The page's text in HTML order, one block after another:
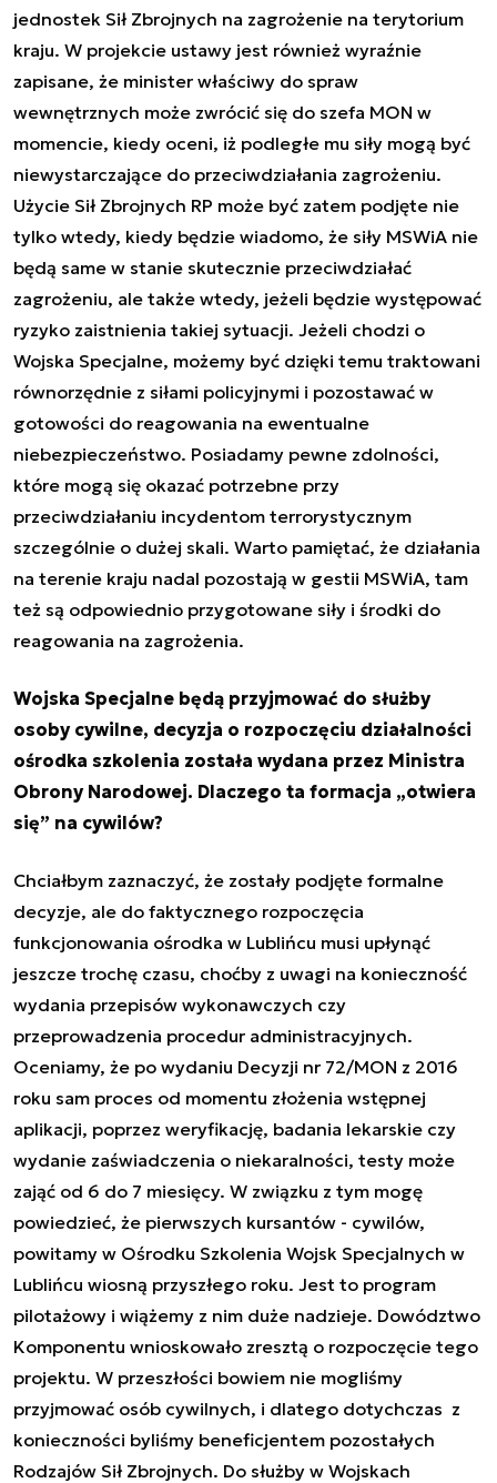
jednostek Sił Zbrojnych na zagrożenie na terytorium
kraju. W projekcie ustawy jest również wyraźnie
zapisane, że minister właściwy do spraw
wewnętrznych może zwrócić się do szefa MON w
momencie, kiedy oceni, iż podległe mu siły mogą być
niewystarczające do przeciwdziałania zagrożeniu.
Użycie Sił Zbrojnych RP może być zatem podjęte nie
tylko wtedy, kiedy będzie wiadomo, że siły MSWiA nie
będą same w stanie skutecznie przeciwdziałać
zagrożeniu, ale także wtedy, jeżeli będzie występować
ryzyko zaistnienia takiej sytuacji. Jeżeli chodzi o
Wojska Specjalne, możemy być dzięki temu traktowani
równorzędnie z siłami policyjnymi i pozostawać w
gotowości do reagowania na ewentualne
niebezpieczeństwo. Posiadamy pewne zdolności,
które mogą się okazać potrzebne przy
przeciwdziałaniu incydentom terrorystycznym
szczególnie o dużej skali. Warto pamiętać, że działania
na terenie kraju nadal pozostają w gestii MSWiA, tam
też są odpowiednio przygotowane siły i środki do
reagowania na zagrożenia.
Wojska Specjalne będą przyjmować do służby
osoby cywilne, decyzja o rozpoczęciu działalności
ośrodka szkolenia została wydana przez Ministra
Obrony Narodowej. Dlaczego ta formacja „otwiera
się” na cywilów?
Chciałbym zaznaczyć, że zostały podjęte formalne
decyzje, ale do faktycznego rozpoczęcia
funkcjonowania ośrodka w Lublińcu musi upłynąć
jeszcze trochę czasu, choćby z uwagi na konieczność
wydania przepisów wykonawczych czy
przeprowadzenia procedur administracyjnych.
Oceniamy, że po wydaniu Decyzji nr 72/MON z 2016
roku sam proces od momentu złożenia wstępnej
aplikacji, poprzez weryfikację, badania lekarskie czy
wydanie zaświadczenia o niekaralności, testy może
zająć od 6 do 7 miesięcy. W związku z tym mogę
powiedzieć, że pierwszych kursantów - cywilów,
powitamy w Ośrodku Szkolenia Wojsk Specjalnych w
Lublińcu wiosną przyszłego roku. Jest to program
pilotażowy i wiążemy z nim duże nadzieje. Dowództwo
Komponentu wnioskowało zresztą o rozpoczęcie tego
projektu. W przeszłości bowiem nie mogliśmy
przyjmować osób cywilnych, i dlatego dotychczas z
konieczności byliśmy beneficjentem pozostałych
Rodzajów Sił Zbrojnych. Do służby w Wojskach